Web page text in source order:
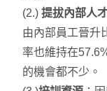
(2.) 提拔內部人
由內部員工晉升
率也維持在
的機會都不少。